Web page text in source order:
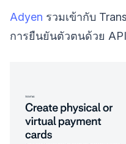
Adyen รวมเข้ากับ
การยืนยันตัวตนด้วย